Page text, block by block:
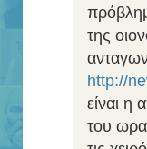
της
http://
είναι η
του